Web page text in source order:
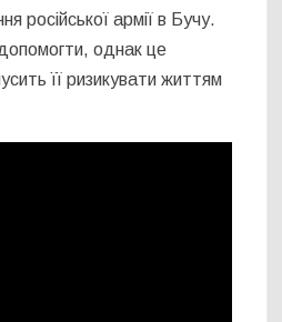
російської армії в Бучу.
однак це
її ризикувати життям